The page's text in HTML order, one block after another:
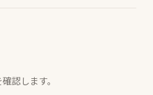
認します。